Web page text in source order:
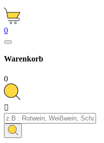
0
Warenkorb
0
